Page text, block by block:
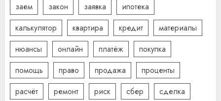
заем
закон заявка
ипотека
калькулятор
квартира кредит
материалы
нюансы
онлайн платёж
покупка
помощь
право продажа
проценты
расчёт
ремонт риск сбер
сделка